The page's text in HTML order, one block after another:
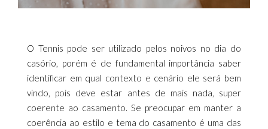
O Tennis pode ser utilizado pelos noivos no dia do
casório, porém é de fundamental importância saber
identificar em qual contexto e cenário ele será bem
vindo, pois deve estar antes de mais nada, super
coerente ao casamento. Se preocupar em manter a
coerência ao estilo e tema do casamento é uma das